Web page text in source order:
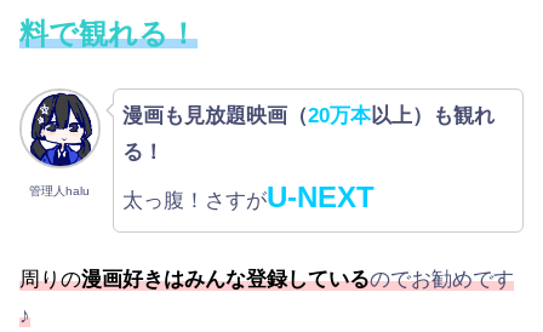
料で観れる！
管理人halu
漫画も見放題映画（20万本以上）も観れ
る！
太っ腹！さすがU-NEXT
周りの漫画好きはみんな登録しているのでお勧めです
♪